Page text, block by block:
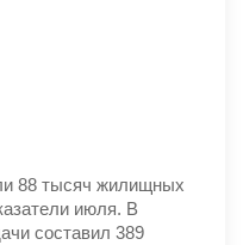
88 тысяч жилищных
июля. В
составил 389